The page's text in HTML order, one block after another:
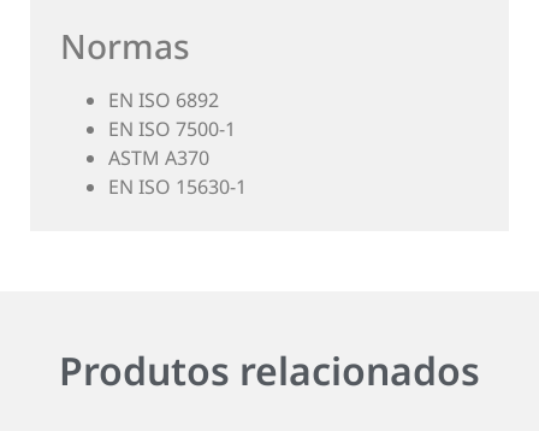
Normas
EN ISO 6892
EN ISO 7500-1
ASTM A370
EN ISO 15630-1
Produtos relacionados